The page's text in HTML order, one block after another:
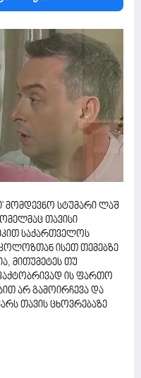
მომდევნო სტუმარი ლაშ
თავისი
საქართველოს
ისეთ თემებზე
მითუმეტეს თუ
ის ფართო
არ გამოირჩევა და
თავის ცხოვრებაზე